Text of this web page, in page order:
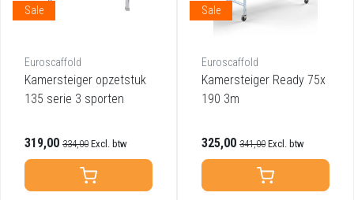
Sale
Euroscaffold
Kamersteiger opzetstuk
135 serie 3 sporten
319,00 334,00 Excl. btw
Sale
Euroscaffold
Kamersteiger Ready 75x
190 3m
325,00 341,00 Excl. btw